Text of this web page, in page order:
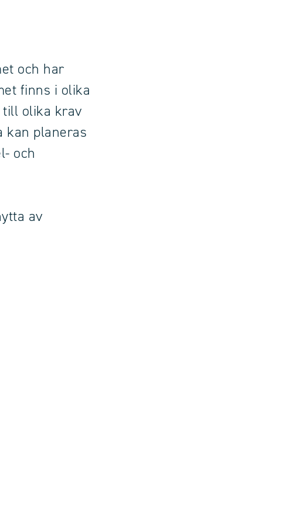
och har
finns i olika
till olika krav
kan planeras
och
av